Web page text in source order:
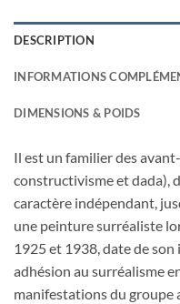
DESCRIPTION
INFORMATIONS
DIMENSIONS & POIDS
Il est un familier des
constructivisme et dada),
caractère indépendant,
une peinture surréaliste
1925 et 1938, date de
adhésion au surréalisme
manifestations du groupe